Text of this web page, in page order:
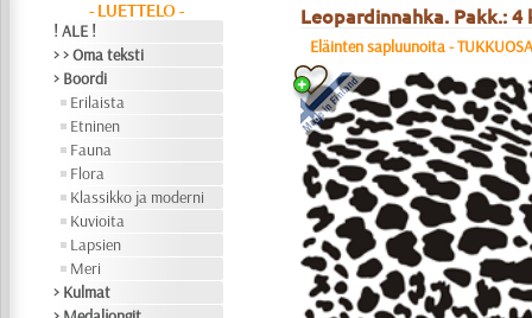
- LUETTELO -
! ALE !
> > Oma teksti
> Boordi
Erilaista
Etninen
Fauna
Flora
Klassikko ja moderni
Kuvioita
Lapsien
Meri
> Kulmat
Leopardinnahka. Pakk.: 4
Eläinten sapluunoita -